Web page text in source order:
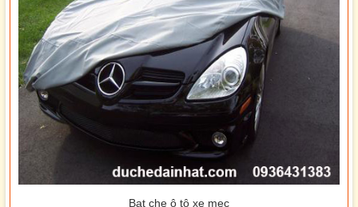
Bạt che ô tô xe mẹc